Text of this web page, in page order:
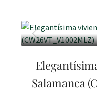
Salamanca